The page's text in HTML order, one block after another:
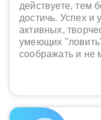
действуете, тем
достичь. Успех и
активных,
умеющих
соображать и не